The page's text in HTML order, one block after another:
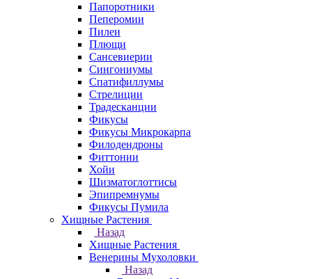
Папоротники
Пеперомии
Пилеи
Плющи
Сансевиерии
Сингониумы
Спатифиллумы
Стрелиции
Традесканции
Фикусы
Фикусы Микрокарпа
Филодендроны
Фиттонии
Хойи
Шизматоглоттисы
Эпипремнумы
Фикусы Пумила
Хищные Растения
Назад
Хищные Растения
Венерины Мухоловки
Назад